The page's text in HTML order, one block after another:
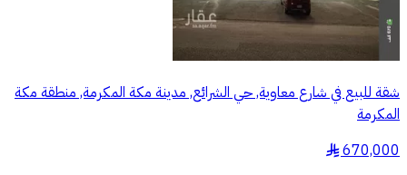
شقة للبيع في شارع معاوية, حي الشرائع, مدينة مكة المكرمة, منطقة مكة
المكرمة
670,000
§